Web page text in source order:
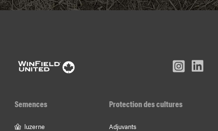
FacebookYoutube
Semences
luzerne
Protection des cultures
Adjuvants